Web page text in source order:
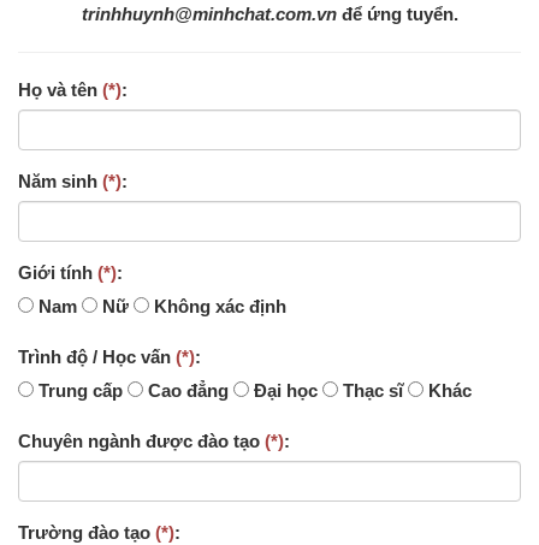
trinhhuynh@minhchat.com.vnđể ứng tuyển.
Họ và tên (*):
Năm sinh (*):
Giới tính (*):
Nam
Nữ Không xác định
Trình độ / Học vấn (*):
Trung cấp
Cao đẳng Đại học Thạc sĩ Khác
Chuyên ngành được đào tạo (*):
Trường đào tạo (*):